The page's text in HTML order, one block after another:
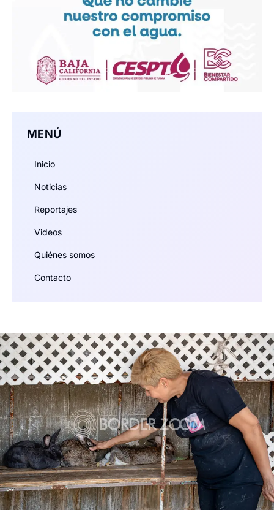
MENÚ
Inicio
Noticias
Reportajes
Videos
Quiénes somos
Contacto